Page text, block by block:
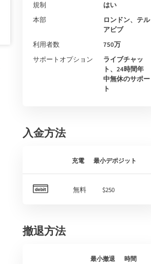
規制
はい
本部
ロンドン、テル
アビブ
利用者数
750万
サポートオプション
ライブチャッ
ト、24時間年
中無休のサポー
ト
入金方法
充電 最小デポジット
無料 $250
撤退方法
最小撤退 時間